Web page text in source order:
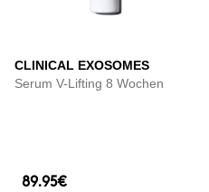
CLINICAL EXOSOMES
Serum V-Lifting 8 Wochen
89.95€